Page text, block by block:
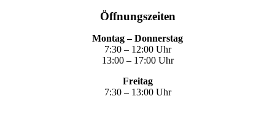
Öffnungszeiten
Montag – Donnerstag
7:30 – 12:00 Uhr
13:00 – 17:00 Uhr
Freitag
7:30 – 13:00 Uhr